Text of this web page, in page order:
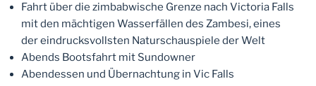
Fahrt über die zimbabwische Grenze nach Victoria Falls
mit den mächtigen Wasserfällen des Zambesi, eines
der eindrucksvollsten Naturschauspiele der Welt
Abends Bootsfahrt mit Sundowner
Abendessen und Übernachtung in Vic Falls